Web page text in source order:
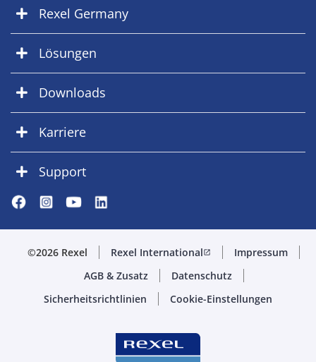
Rexel Germany
Lösungen
Downloads
Karriere
Support
©2026 Rexel Rexel Internationalopen_in_new
Impressum
AGB & Zusatz
Datenschutz
Sicherheitsrichtlinien
Cookie-Einstellungen